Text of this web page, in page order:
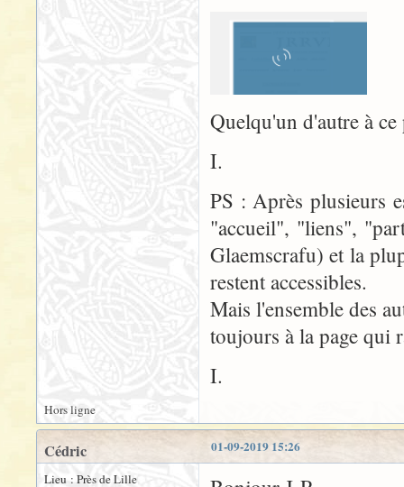
Quelqu'un d'autre à
I.
PS : Après plusieurs
"accueil", "liens",
Glaemscrafu) et la
restent accessibles.
Mais l'ensemble des
toujours à la page qui
I.
Hors ligne
01-09-2019 15:26
Cédric
Lieu : Près de Lille